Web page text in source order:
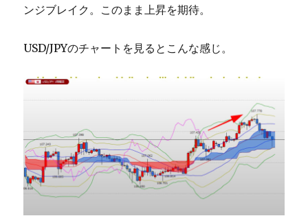
ンジブレイク。このまま上昇を期待。
USD/JPYのチャートを見るとこんな感じ。